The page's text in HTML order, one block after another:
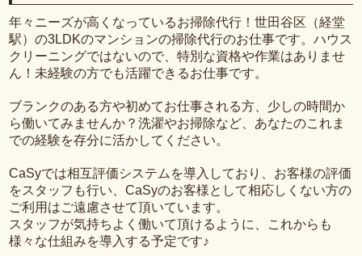
年々ニーズが高くなっているお掃除代行！世田谷区（経堂
駅）の3LDKのマンションの掃除代行のお仕事です。ハウス
クリーニングではないので、特別な資格や作業はありませ
ん！未経験の方でも活躍できるお仕事です。
ブランクのある方や初めてお仕事される方、少しの時間か
ら働いてみませんか？洗濯やお掃除など、あなたのこれま
での経験を存分に活かしてください。
CaSyでは相互評価システムを導入しており、お客様の評価
をスタッフも行い、CaSyのお客様として相応しくない方の
ご利用はご遠慮させて頂いています。
スタッフが気持ちよく働いて頂けるように、これからも
様々な仕組みを導入する予定です♪